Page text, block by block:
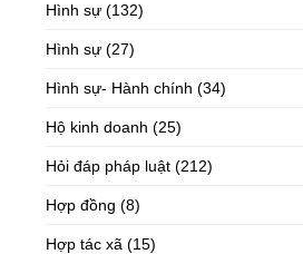
Hình sự (132)
Hình sự (27)
Hình sự- Hành chính (34)
Hộ kinh doanh (25)
Hỏi đáp pháp luật (212)
Hợp đồng (8)
Hợp tác xã (15)